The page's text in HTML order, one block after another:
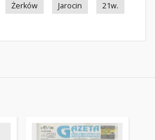
Żerków Jarocin 21w.